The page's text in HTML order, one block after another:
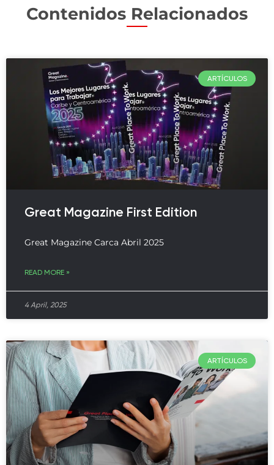
Contenidos Relacionados
ARTÍCULOS
Great Magazine First Edition
Great Magazine Carca Abril 2025
READ MORE »
4 April, 2025
ARTÍCULOS